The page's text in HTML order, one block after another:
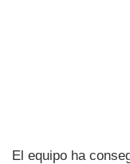
El equipo ha